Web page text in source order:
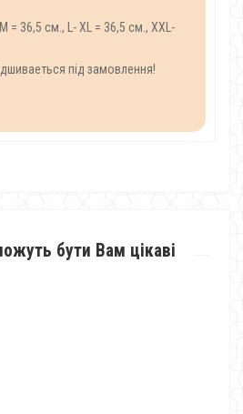
= 36,5 см., L- XL = 36,5 см., XХL-
під замовлення!
бути Вам цікаві